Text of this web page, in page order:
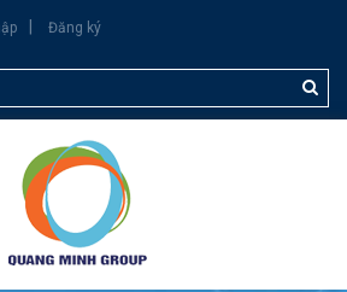
Đăng ký